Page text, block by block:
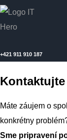
+421 911 910 187
Máte záujem o
konkrétny
Sme pripravení